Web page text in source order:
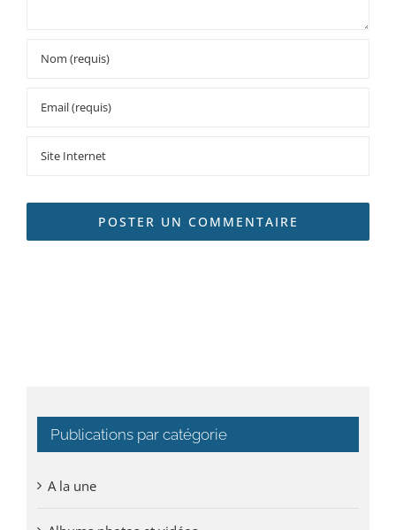
Publications par catégorie
A la une